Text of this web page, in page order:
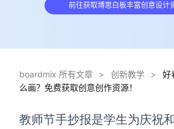
博思白板SDK
博思白板离线版
前往获取博思白板丰富创意设计
boardmix 所有文章 > 创新教学 >
好
么画？免费获取创意创作资源！
教师节手抄报是学生为庆祝